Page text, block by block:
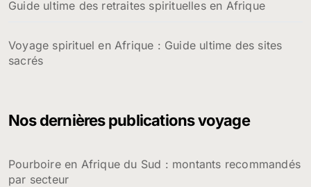
Guide ultime des retraites spirituelles en Afrique
Voyage spirituel en Afrique : Guide ultime des sites
sacrés
Nos dernières publications voyage
Pourboire en Afrique du Sud : montants recommandés
par secteur